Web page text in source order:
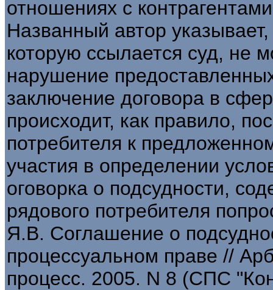
отношениях с
Названный автор
которую ссылается суд, не
нарушение
заключение договора в
происходит, как правило,
потребителя к
участия в определении
оговорка о подсудности,
рядового потребителя
Я.В. Соглашение о
процессуальном праве //
процесс. 2005. N 8 (СПС